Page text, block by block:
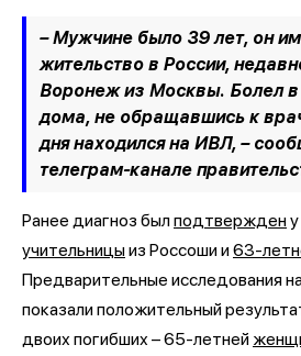
– Мужчине было 39 лет, он
жительство в России,
Воронеж из Москвы. Болел в
дома, не обращавшись к
дня находился на ИВЛ, –
телеграм-канале
Ранее диагноз былподтвержден
учительницыиз Россоши и63-
Предварительные исследования
показали положительный
двоих погибших – 65-летней